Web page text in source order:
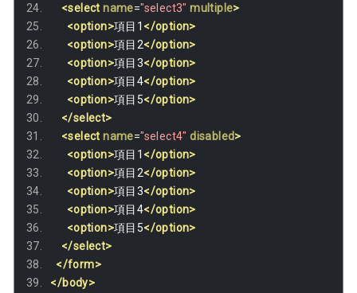
<select name="select3" multiple>
<option>項目1 </option>
<option>項目2</option>
<option>項目3</option>
<option>項目4</option>
<option>項目5</option>
</select>
<select name="select4" disabled>
<option>項目1 </option>
<option>項目2</option>
<option>項目3</option>
<option>項目4</option>
<option>項目5</option>
</select>
</form>
</body>